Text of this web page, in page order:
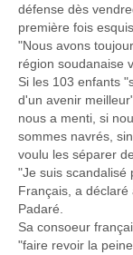
défense dès
première fois
"Nous avons
région soudanaise
Si les 103 enfants
d'un avenir
nous a menti, si
sommes navrés,
voulu les séparer
"Je suis scandalisé
Français, a
Padaré.
Sa consoeur
"faire revoir la